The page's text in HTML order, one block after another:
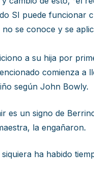
SI puede funcionar
se conoce y se
a su hija por
comienza a
según John Bowly.
es un signo de
la engañaron.
ha habido